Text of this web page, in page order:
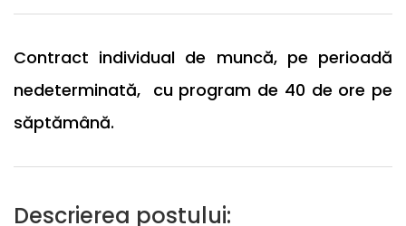
Contract individual de muncă, pe perioadă
nedeterminată, cu program de 40 de ore pe
săptămână.
Descrierea postului: